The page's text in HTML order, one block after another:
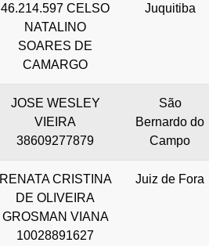
46.214.597 CELSO
NATALINO
SOARES DE
CAMARGO
Juquitiba
JOSE WESLEY
VIEIRA
38609277879
São
Bernardo do
Campo
RENATA CRISTINA
DE OLIVEIRA
GROSMAN VIANA
10028891627
Juiz de Fora